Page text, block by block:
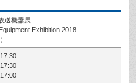
送機器展
Exhibition 2018